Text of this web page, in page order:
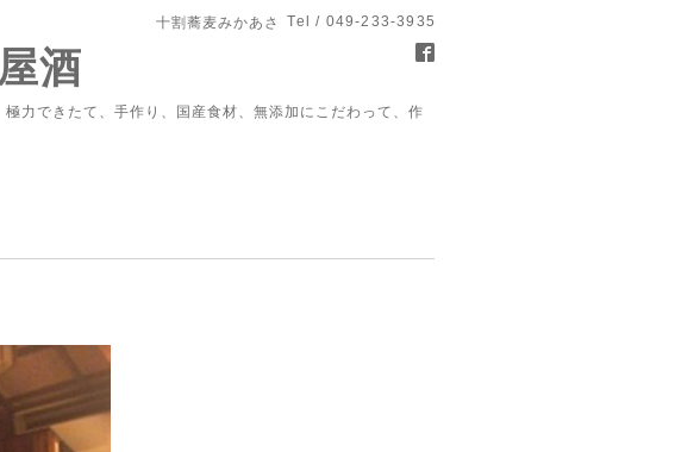
十割蕎麦みかあさ Tel / 049-233-3935
酒
力できたて、手作り、国産食材、無添加にこだわって、作